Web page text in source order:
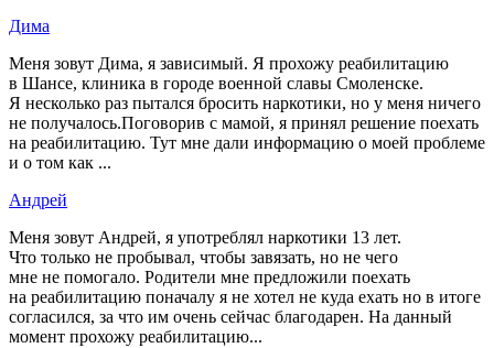
Дима
Меня зовут Дима, я зависимый. Я прохожу реабилитацию
в Шансе, клиника в городе военной славы Смоленске.
Я несколько раз пытался бросить наркотики, но у меня ничего
не получалось.Поговорив с мамой, я принял решение поехать
на реабилитацию. Тут мне дали информацию о моей проблеме
и о том как ...
Андрей
Меня зовут Андрей, я употреблял наркотики 13 лет.
Что только не пробывал, чтобы завязать, но не чего
мне не помогало. Родители мне предложили поехать
на реабилитацию поначалу я не хотел не куда ехать но в итоге
согласился, за что им очень сейчас благодарен. На данный
момент прохожу реабилитацию...